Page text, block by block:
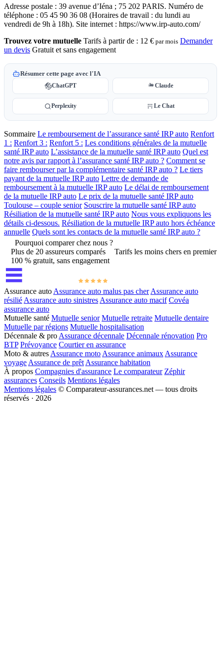
Adresse postale : 39 avenue d’Iéna ; 75 202 PARIS. Numéro de
téléphone : 05 45 90 36 08 (Horaires de travail : du lundi au
vendredi de 9h à 18h). Site internet : https://www.irp-auto.com/
Trouvez votre mutuelle Tarifs à partir de : 12 € par mois Demander
un devis Gratuit et sans engagement
Résumer cette page avec l'IA
ChatGPT Claude
Perplexity Le Chat
Sommaire Le remboursement de l’assurance santé IRP auto Renfort
1 : Renfort 3 : Renfort 5 : Les conditions générales de la mutuelle
santé IRP auto L’assistance de la mutuelle santé IRP auto Quel est
notre avis par rapport à l’assurance santé IRP auto ? Comment se
faire rembourser par la complémentaire santé IRP auto ? Le tiers
payant de la mutuelle IRP auto Lettre de demande de
remboursement à la mutuelle IRP auto Le délai de remboursement
de la mutuelle IRP auto Le prix de la mutuelle santé IRP auto
Toulouse – couple senior Souscrire la mutuelle santé IRP auto
Résiliation de la mutuelle santé IRP auto Nous vous expliquons les
détails ci-dessous. Résiliation de la mutuelle IRP auto hors échéance
annuelle Quels sont les contacts de la mutuelle santé IRP auto ?
Pourquoi comparer chez nous ?
Plus de 20 assureurs comparés
Tarifs les moins chers en premier
100 % gratuit, sans engagement
Assurance auto Assurance auto malus pas cher Assurance auto
résilié Assurance auto sinistres Assurance auto macif Covéa
assurance auto
Mutuelle santé Mutuelle senior Mutuelle retraite Mutuelle dentaire
Mutuelle par régions Mutuelle hospitalisation
Décennale & pro Assurance décennale Décennale rénovation Pro
BTP Prévoyance Courtier en assurance
Moto & autres Assurance moto Assurance animaux Assurance
voyage Assurance de prêt Assurance habitation
À propos Compagnies d'assurance Le comparateur Zéphir
assurances Conseils Mentions légales
Mentions légales © Comparateur-assurances.net — tous droits
réservés · 2026